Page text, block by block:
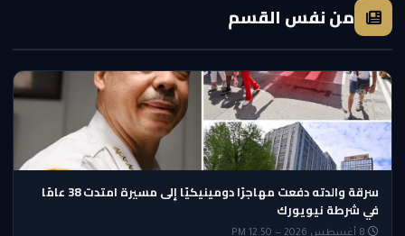
من نفس القسم
سرقة والدته دفعت مهاجرًا دومينيكيًا إلى مسيرة امتدت 38 عامًا
في شرطة نيويورك